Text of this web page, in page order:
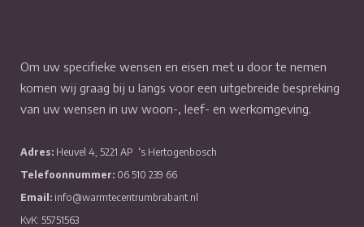
Om uw specifieke wensen en eisen met u door te nemen
komen wij graag bij u langs voor een uitgebreide bespreking
van uw wensen in uw woon-, leef- en werkomgeving.
Adres: Heuvel 4, 5221 AP ‘s Hertogenbosch
Telefoonnummer: 06 510 239 66
Email: info@warmtecentrumbrabant.nl
KvK: 55751563